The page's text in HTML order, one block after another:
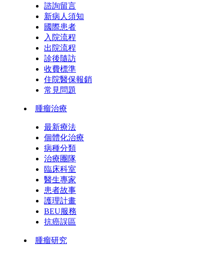
諮詢留言
新病人須知
國際患者
入院流程
出院流程
診後隨訪
收費標準
住院醫保報銷
常見問題
腫瘤治療
最新療法
個體化治療
病種分類
治療團隊
臨床科室
醫生專家
患者故事
護理計畫
BEU服務
抗癌誤區
腫瘤研究